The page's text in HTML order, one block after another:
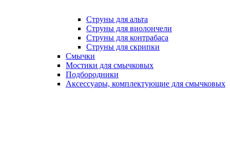
Струны для альта
Струны для виолончели
Струны для контрабаса
Струны для скрипки
Смычки
Мостики для смычковых
Подбородники
Аксеcсуары, комплектующие для смычковых